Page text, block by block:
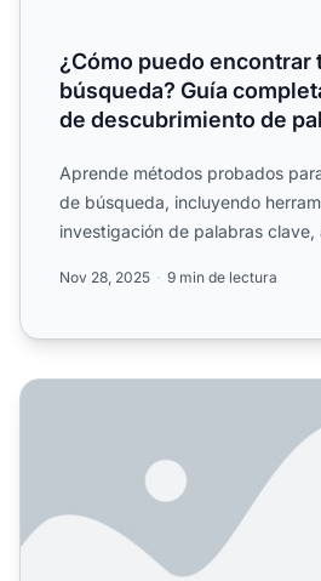
¿Cómo puedo encontrar
búsqueda? Guía
de descubrimiento de
Aprende métodos probados
de búsqueda, incluyendo
investigación de palabras clave,
Nov 28, 2025 9 min de lectura
Herramientas gratuitas de